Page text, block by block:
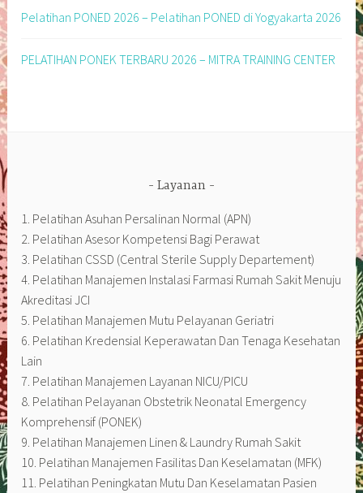
Pelatihan PONED 2026 – Pelatihan PONED di Yogyakarta 2026
PELATIHAN PONEK TERBARU 2026 – MITRA TRAINING CENTER
Layanan
1. Pelatihan Asuhan Persalinan Normal (APN)
2. Pelatihan Asesor Kompetensi Bagi Perawat
3. Pelatihan CSSD (Central Sterile Supply Departement)
4. Pelatihan Manajemen Instalasi Farmasi Rumah Sakit Menuju
Akreditasi JCI
5. Pelatihan Manajemen Mutu Pelayanan Geriatri
6. Pelatihan Kredensial Keperawatan Dan Tenaga Kesehatan
Lain
7. Pelatihan Manajemen Layanan NICU/PICU
8. Pelatihan Pelayanan Obstetrik Neonatal Emergency
Komprehensif (PONEK)
9. Pelatihan Manajemen Linen & Laundry Rumah Sakit
10. Pelatihan Manajemen Fasilitas Dan Keselamatan (MFK)
11. Pelatihan Peningkatan Mutu Dan Keselamatan Pasien